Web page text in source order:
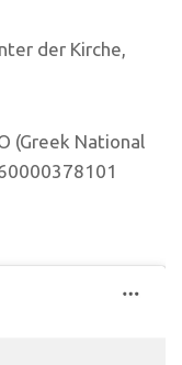
der Kirche,
(Greek National